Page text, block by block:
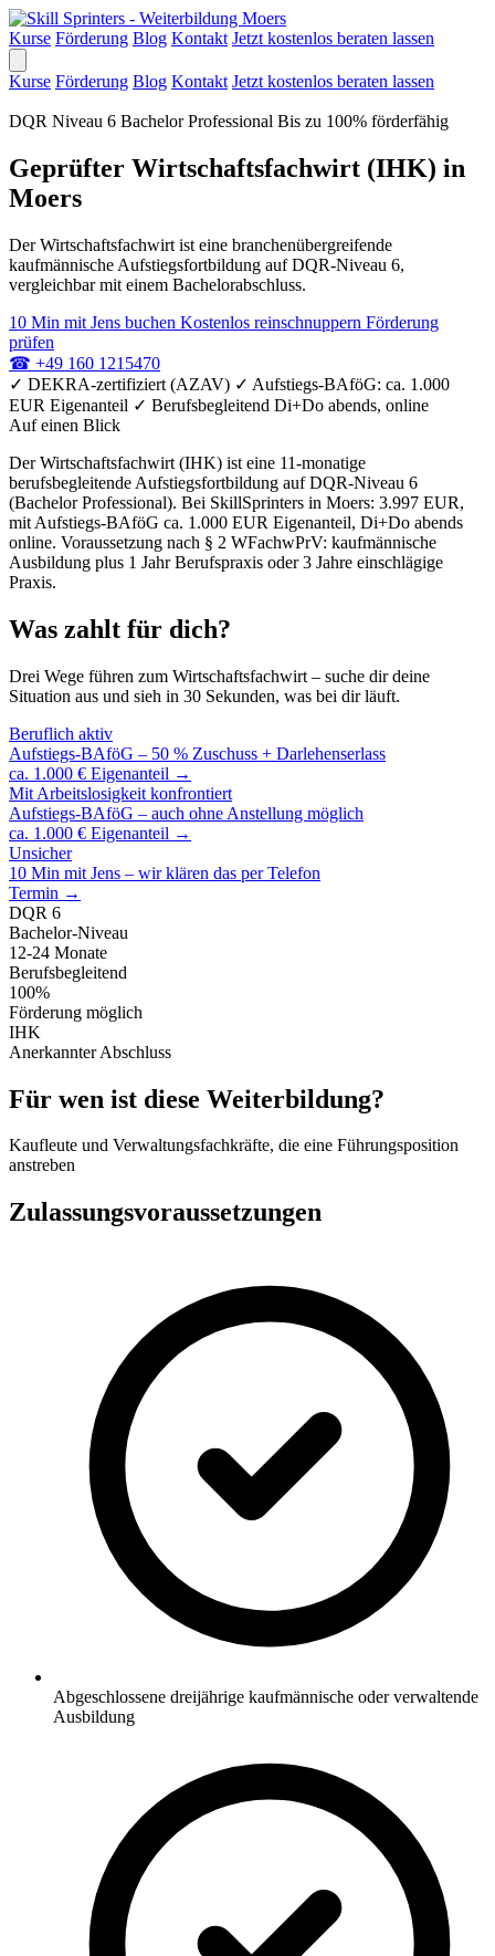
Kurse Förderung Blog Kontakt Jetzt kostenlos beraten lassen
Kurse Förderung Blog Kontakt Jetzt kostenlos beraten lassen
DQR Niveau 6 Bachelor Professional Bis zu 100% förderfähig
Geprüfter Wirtschaftsfachwirt (IHK) in
Moers
Der Wirtschaftsfachwirt ist eine branchenübergreifende
kaufmännische Aufstiegsfortbildung auf DQR-Niveau 6,
vergleichbar mit einem Bachelorabschluss.
10 Min mit Jens buchen Kostenlos reinschnuppern Förderung
prüfen
☎ +49 160 1215470
✓ DEKRA-zertifiziert (AZAV) ✓ Aufstiegs-BAföG: ca. 1.000
EUR Eigenanteil ✓ Berufsbegleitend Di+Do abends, online
Auf einen Blick
Der Wirtschaftsfachwirt (IHK) ist eine 11-monatige
berufsbegleitende Aufstiegsfortbildung auf DQR-Niveau 6
(Bachelor Professional). Bei SkillSprinters in Moers: 3.997 EUR,
mit Aufstiegs-BAföG ca. 1.000 EUR Eigenanteil, Di+Do abends
online. Voraussetzung nach § 2 WFachwPrV: kaufmännische
Ausbildung plus 1 Jahr Berufspraxis oder 3 Jahre einschlägige
Praxis.
Was zahlt für dich?
Drei Wege führen zum Wirtschaftsfachwirt – suche dir deine
Situation aus und sieh in 30 Sekunden, was bei dir läuft.
Beruflich aktiv
Aufstiegs-BAföG – 50 % Zuschuss + Darlehenserlass
ca. 1.000 € Eigenanteil →
Mit Arbeitslosigkeit konfrontiert
Aufstiegs-BAföG – auch ohne Anstellung möglich
ca. 1.000 € Eigenanteil →
Unsicher
10 Min mit Jens – wir klären das per Telefon
Termin →
DQR 6
Bachelor-Niveau
12-24 Monate
Berufsbegleitend
100%
Förderung möglich
IHK
Anerkannter Abschluss
Für wen ist diese Weiterbildung?
Kaufleute und Verwaltungsfachkräfte, die eine Führungsposition
anstreben
Zulassungsvoraussetzungen
Abgeschlossene dreijährige kaufmännische oder verwaltende
Ausbildung